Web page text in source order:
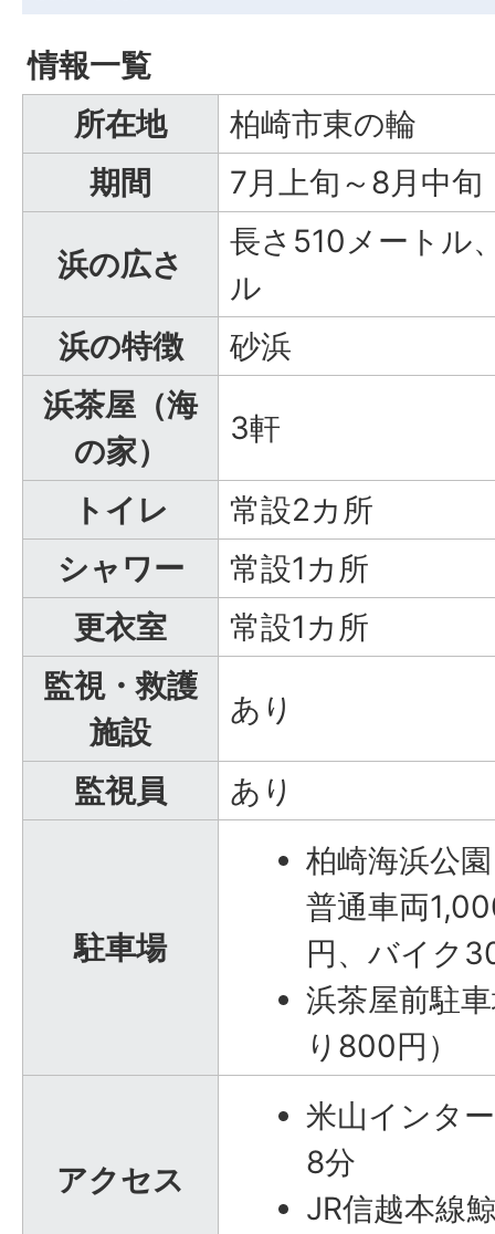
情報一覧
所在地
柏崎市東の輪
期間
7月上旬～8月中旬
浜の広さ
長さ510メートル
ル
浜の特徴
砂浜
浜茶屋（海
の家）
3軒
トイレ
常設2カ所
シャワー
常設1カ所
更衣室
常設1カ所
監視・救護
施設
あり
監視員 あり
駐車場
柏崎海浜公
普通車両
円、バイク
浜茶屋前駐
り800円）
アクセス
米山インタ
8分
JR信越本線